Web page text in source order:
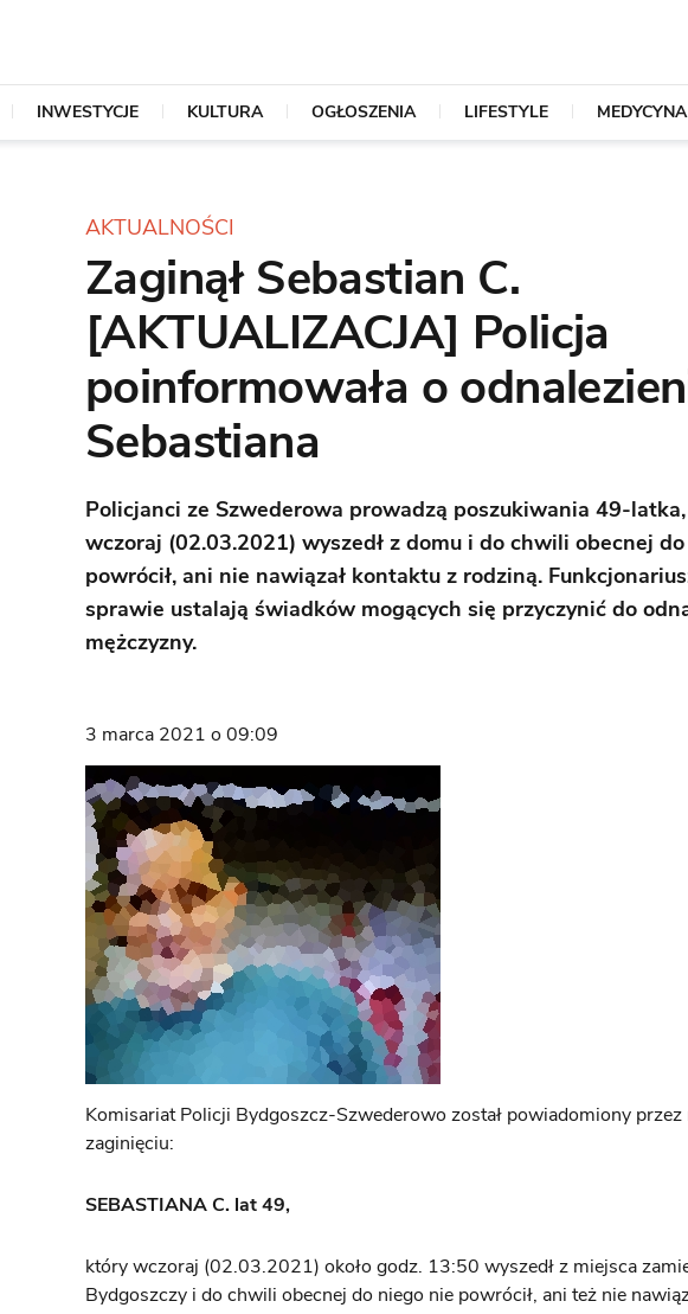
INWESTYCJE KULTURA OGŁOSZENIA LIFESTYLE MEDYCYNA
AKTUALNOŚCI
Zaginął Sebastian C.
[AKTUALIZACJA] Policja
poinformowała o
Sebastiana
Policjanci ze Szwederowa prowadzą poszukiwania 49-
wczoraj (02.03.2021) wyszedł z domu i do chwili obecnej
powrócił, ani nie nawiązał kontaktu z rodziną.
sprawie ustalają świadków mogących się przyczynić do
mężczyzny.
3 marca 2021 o 09:09
Komisariat Policji Bydgoszcz-Szwederowo został powiadomiony przez
zaginięciu:
SEBASTIANA C. lat 49,
który wczoraj (02.03.2021) około godz. 13:50 wyszedł z miejsca
Bydgoszczy i do chwili obecnej do niego nie powrócił, ani też nie